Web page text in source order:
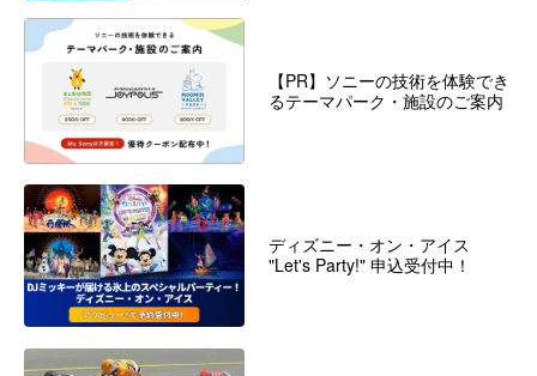
【PR】ソニーの技術を体験でき
るテーマパーク・施設のご案内
ディズニー・オン・アイス
"Let's Party!" 申込受付中！